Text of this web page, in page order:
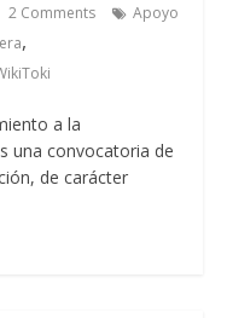
2 Comments
Apoyo
,
a la
una convocatoria de
de carácter